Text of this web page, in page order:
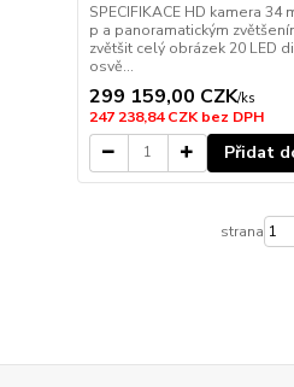
SPECIFIKACE HD kamera
p a panoramatickým
zvětšit celý obrázek 20 LED
osvě...
299 159,00 CZK/ks
247 238,84 CZKbez DPH
Přidat
strana